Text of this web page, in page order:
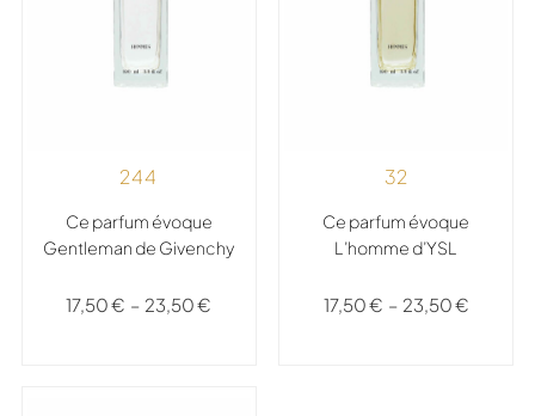
244
Ce parfum évoque
Gentleman de Givenchy
17,50€ – 23,50€
32
Ce parfum évoque
L’homme d’YSL
17,50€ – 23,50€